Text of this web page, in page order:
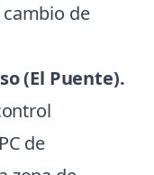
cambio de
(El Puente).
de